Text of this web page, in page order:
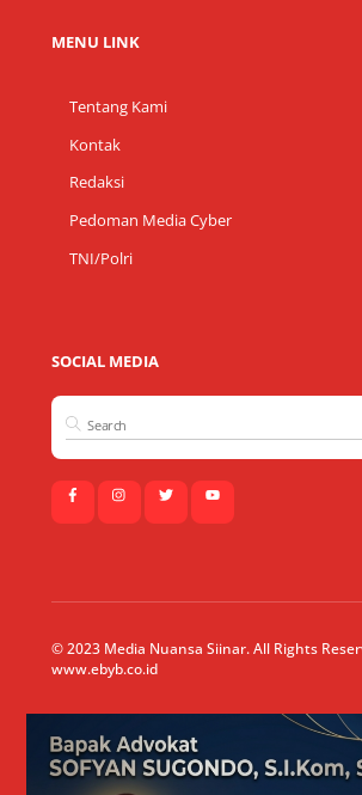
MENU LINK
Tentang Kami
Kontak
Redaksi
Pedoman Media Cyber
TNI/Polri
SOCIAL MEDIA
© 2023 Media Nuansa Siinar. All Rights
www.ebyb.co.id